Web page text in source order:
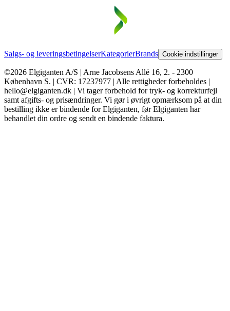
Salgs- og leveringsbetingelserKategorierBrands Cookie indstillinger
©2026 Elgiganten A/S | Arne Jacobsens Allé 16, 2. - 2300
København S. | CVR: 17237977 | Alle rettigheder forbeholdes |
hello@elgiganten.dk | Vi tager forbehold for tryk- og korrekturfejl
samt afgifts- og prisændringer. Vi gør i øvrigt opmærksom på at din
bestilling ikke er bindende for Elgiganten, før Elgiganten har
behandlet din ordre og sendt en bindende faktura.